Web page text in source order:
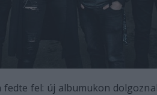
fel: új albumukon